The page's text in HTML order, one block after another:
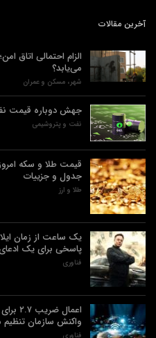
آخرین مقالات
الزام احتمالی اتاق
می‌یابد؟
شهر، مسکن و عمران
جهش دوباره قیمت نفت؛
نفت و پتروشیمی
جدول و جزییات
طلا و ارز
پاسخی برای یک
فناوری
واکنش سازمان تنظیم
فناوری